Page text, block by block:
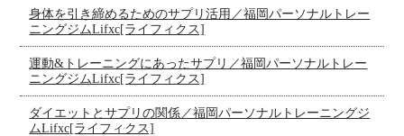
身体を引き締めるためのサプリ活用／福岡パーソナルトレー
ニングジムLifxc[ライフィクス]
運動&トレーニングにあったサプリ／福岡パーソナルトレー
ニングジムLifxc[ライフィクス]
ダイエットとサプリの関係／福岡パーソナルトレーニングジ
ムLifxc[ライフィクス]